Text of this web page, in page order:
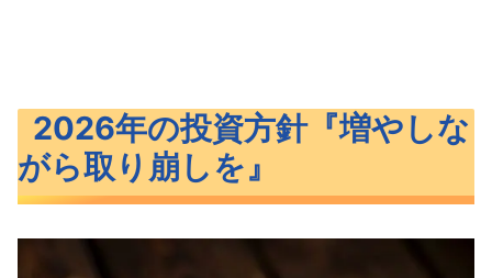
2026年の投資方針『増やしな
がら取り崩しを』